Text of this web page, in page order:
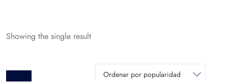
Showing the single result